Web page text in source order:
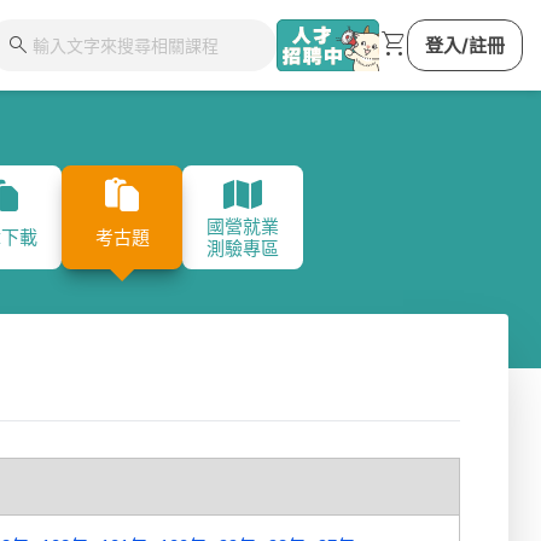
載 考古題
國營就業
測驗專區
團 台鐵從業人員 台灣菸酒
search shopping_cart 登入/註冊